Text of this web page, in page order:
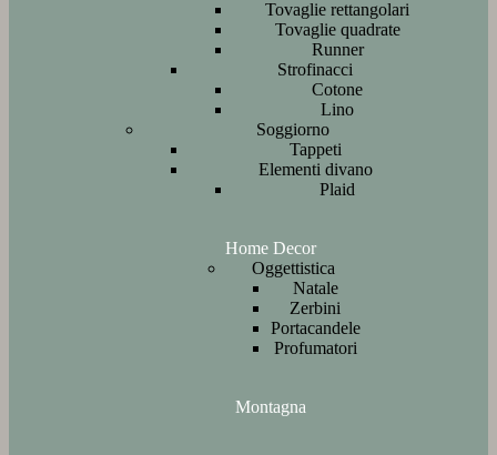
Tovaglie rettangolari
Tovaglie quadrate
Runner
Strofinacci
Cotone
Lino
Soggiorno
Tappeti
Elementi divano
Plaid
Home Decor
Oggettistica
Natale
Zerbini
Portacandele
Profumatori
Montagna